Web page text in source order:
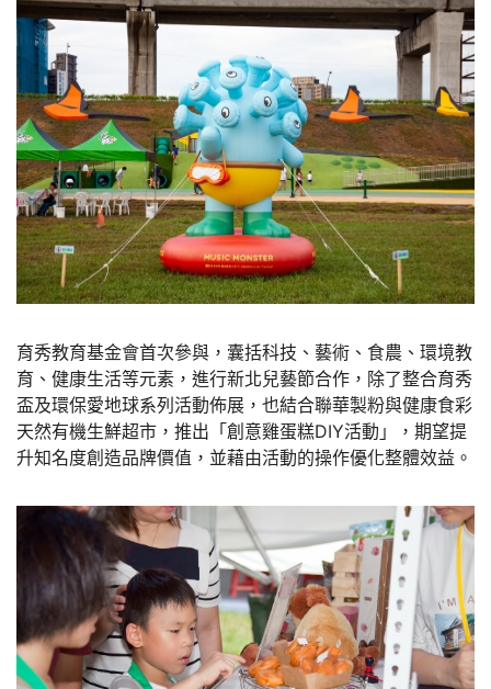
育秀教育基金會首次參與，囊括科技、藝術、食農、環境教
育、健康生活等元素，進行新北兒藝節合作，除了整合育秀
盃及環保愛地球系列活動佈展，也結合聯華製粉與健康食彩
天然有機生鮮超市，推出「創意雞蛋糕DIY活動」，期望提
升知名度創造品牌價值，並藉由活動的操作優化整體效益。